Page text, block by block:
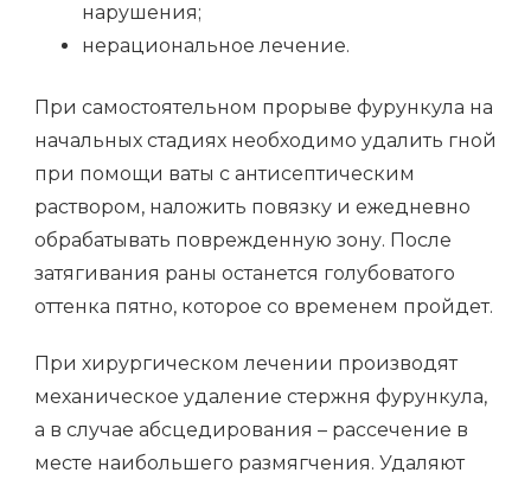
нарушения;
нерациональное лечение.
При самостоятельном прорыве фурункула на
начальных стадиях необходимо удалить гной
при помощи ваты с антисептическим
раствором, наложить повязку и ежедневно
обрабатывать поврежденную зону. После
затягивания раны останется голубоватого
оттенка пятно, которое со временем пройдет.
При хирургическом лечении производят
механическое удаление стержня фурункула,
а в случае абсцедирования – рассечение в
месте наибольшего размягчения. Удаляют